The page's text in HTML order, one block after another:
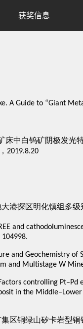
获奖信息